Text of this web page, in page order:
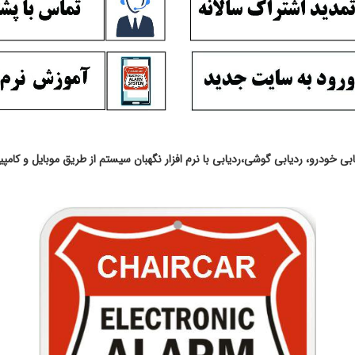
خودرو، ردیابی گوشی،ردیابی با نرم افزار نگهبان سیستم از طریق موبایل و